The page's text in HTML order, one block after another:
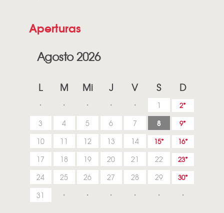
Aperturas
Agosto 2026
L M Mi J V S D
1 2
3 4 5 6 7 8 9
10 11 12 13 14 15 16
17 18 19 20 21 22 23
24 25 26 27 28 29 30
31